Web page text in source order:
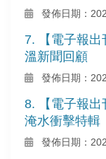
發佈日期：
7. 【電子報
溫新聞回顧
發佈日期：
8. 【電子報出
淹水衝擊特輯
發佈日期：